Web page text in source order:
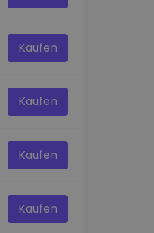
Kaufen
Kaufen
Kaufen
Kaufen